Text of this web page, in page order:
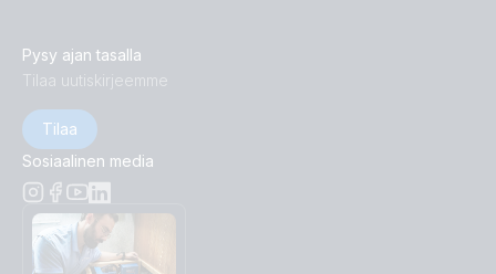
Pysy ajan tasalla
Tilaa uutiskirjeemme
Tilaa
Sosiaalinen media